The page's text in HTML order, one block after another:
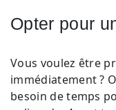
Opter pour
Vous voulez être
immédiatement ?
besoin de temps